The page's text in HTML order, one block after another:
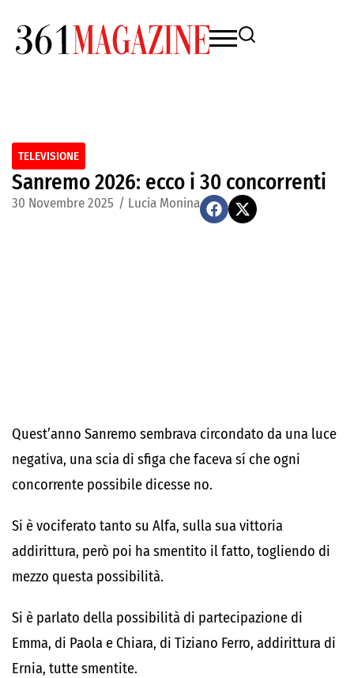
TELEVISIONE
Sanremo 2026: ecco i 30 concorrenti
30 Novembre 2025 / Lucia Monina
Quest’anno Sanremo sembrava circondato da una luce
negativa, una scia di sfiga che faceva sí che ogni
concorrente possibile dicesse no.
Si è vociferato tanto su Alfa, sulla sua vittoria
addirittura, però poi ha smentito il fatto, togliendo di
mezzo questa possibilità.
Si è parlato della possibilità di partecipazione di
Emma, di Paola e Chiara, di Tiziano Ferro, addirittura di
Ernia, tutte smentite.